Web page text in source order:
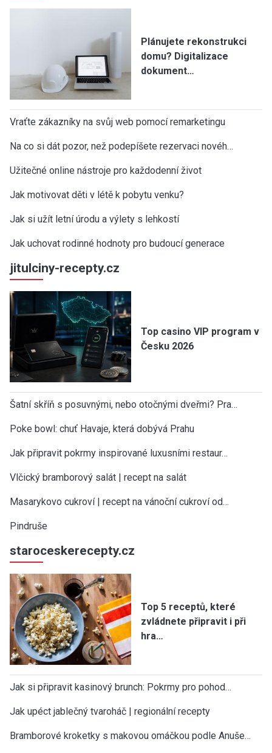
Plánujete rekonstrukci
domu? Digitalizace
dokument…
Vraťte zákazníky na svůj web pomocí remarketingu
Na co si dát pozor, než podepíšete rezervaci novéh…
Užitečné online nástroje pro každodenní život
Jak motivovat děti v létě k pobytu venku?
Jak si užít letní úrodu a výlety s lehkostí
Jak uchovat rodinné hodnoty pro budoucí generace
jitulciny-recepty.cz
Top casino VIP program v
Česku 2026
Šatní skříň s posuvnými, nebo otočnými dveřmi? Pra…
Poke bowl: chuť Havaje, která dobývá Prahu
Jak připravit pokrmy inspirované luxusními restaur…
Vlčický bramborový salát | recept na salát
Masarykovo cukroví | recept na vánoční cukroví od…
Pindruše
staroceskerecepty.cz
Top 5 receptů, které
zvládnete připravit i při
hra…
Jak si připravit kasinový brunch: Pokrmy pro pohod…
Jak upéct jablečný tvaroháč | regionální recepty
Bramborové kroketky s makovou omáčkou podle Anuše…